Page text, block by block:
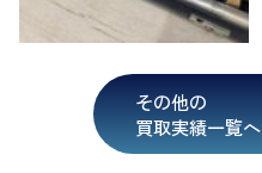
その他の
買取実績一覧へ